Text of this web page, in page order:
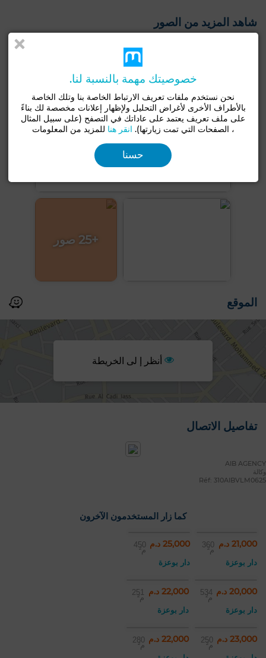
شاهد المزيد من الصور
+25 صور
الموقع
أنظر إ لى الخريطة
تفاصيل الاتصال
AIB AGENCY
وكالة
Réf: 310AIBVLM0625
كما زار المستخدمون الآخرون
21,000 د.م 360
م²
دار بوعزة
25,000 د.م 450
م²
دار بوعزة
20,000 د.م 534
م²
دار بوعزة
22,000 د.م 251
م²
دار بوعزة
23,000 د.م 250
م²
22,000 د.م 280
م²
خصوصيتك مهمة بالنسبة لنا.
نحن نستخدم ملفات تعريف الارتباط الخاصة بنا وتلك الخاصة
بالأطراف الأخرى لأغراض التحليل ولإظهار إعلانات مخصصة لك بناءً
على ملف تعريف يعتمد على عاداتك في التصفح (على سبيل المثال
، الصفحات التي تمت زيارتها). انقر هنا للمزيد من المعلومات
حسنا